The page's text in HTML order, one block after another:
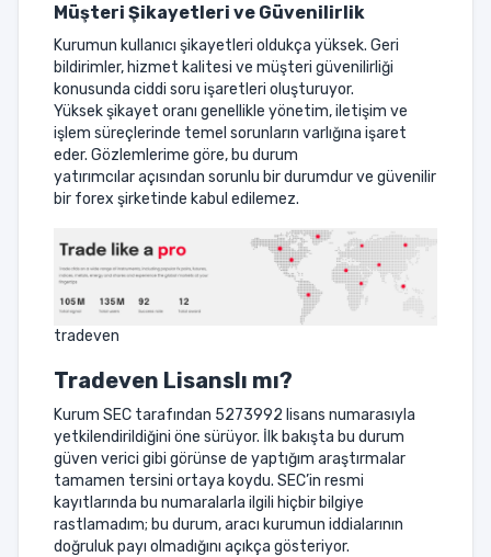
Müşteri Şikayetleri ve Güvenilirlik
Kurumun kullanıcı şikayetleri oldukça yüksek. Geri
bildirimler, hizmet kalitesi ve müşteri güvenilirliği
konusunda ciddi soru işaretleri oluşturuyor.
Yüksek şikayet oranı genellikle yönetim, iletişim ve
işlem süreçlerinde temel sorunların varlığına işaret
eder. Gözlemlerime göre, bu durum
yatırımcılar açısından sorunlu bir durumdur ve güvenilir
bir forex şirketinde kabul edilemez.
tradeven
Tradeven Lisanslı mı?
Kurum SEC tarafından 5273992 lisans numarasıyla
yetkilendirildiğini öne sürüyor. İlk bakışta bu durum
güven verici gibi görünse de yaptığım araştırmalar
tamamen tersini ortaya koydu. SEC’in resmi
kayıtlarında bu numaralarla ilgili hiçbir bilgiye
rastlamadım; bu durum, aracı kurumun iddialarının
doğruluk payı olmadığını açıkça gösteriyor.